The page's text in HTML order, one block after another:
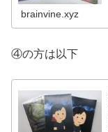
brainvine.xyz
④の方は以下